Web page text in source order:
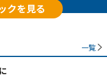
クを見る
一覧